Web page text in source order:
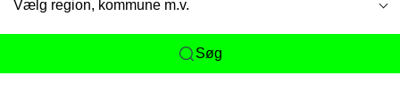
Vælg region, kommune m.v.
Søg